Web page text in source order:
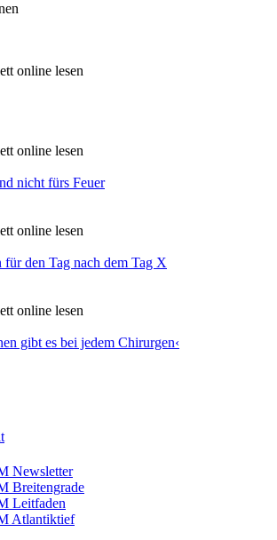
online lesen
online lesen
nicht fürs Feuer
online lesen
für den Tag nach dem Tag X
online lesen
gibt es bei jedem Chirurgen‹
Newsletter
Breitengrade
Leitfaden
Atlantiktief